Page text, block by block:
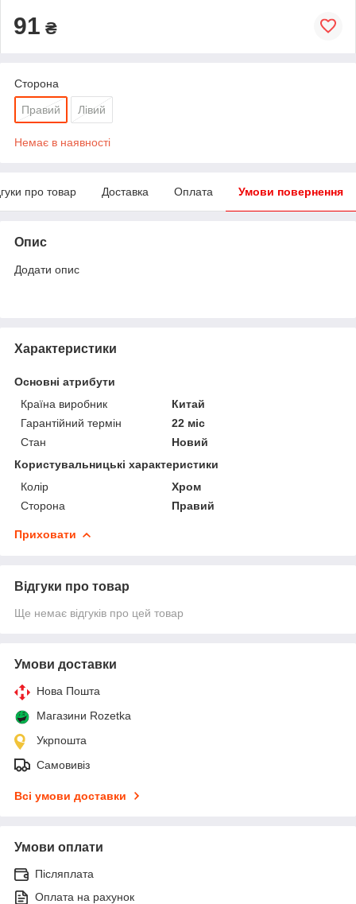
91 ₴
Сторона
Правий Лівий
Немає в наявності
про товар Доставка Оплата Умови повернення
Опис
Додати опис
Характеристики
Основні атрибути
Країна виробник
Китай
Гарантійний термін
22 міс
Стан
Новий
Користувальницькі характеристики
Колір
Хром
Сторона
Правий
Приховати
Відгуки про товар
Ще немає відгуків про цей товар
Умови доставки
Нова Пошта
Магазини Rozetka
Укрпошта
Самовивіз
Всі умови доставки
Умови оплати
Післяплата
Оплата на рахунок